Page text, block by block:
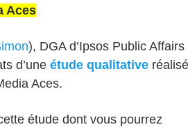
Aces
), DGA d’Ipsos Public Affairs
d’une étude qualitative
Aces.
étude dont vous pourrez